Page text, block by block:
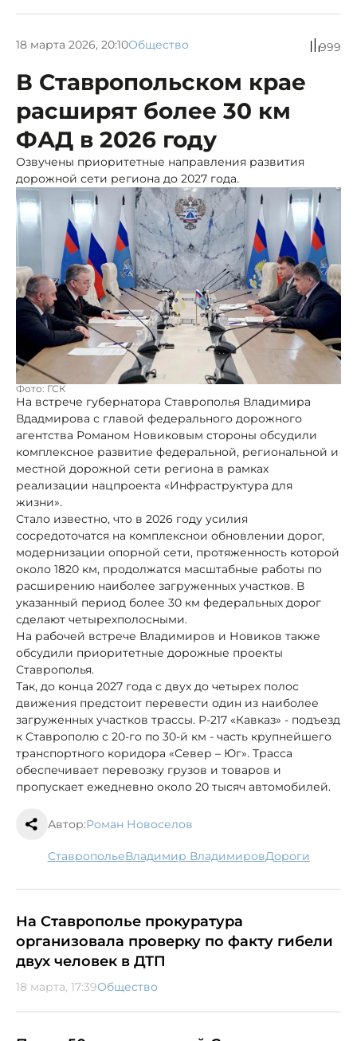
18 марта 2026, 20:10Общество 999
В Ставропольском крае
расширят более 30 км
ФАД в 2026 году
Озвучены приоритетные направления развития
дорожной сети региона до 2027 года.
Фото: ГСК
На встрече губернатора Ставрополья Владимира
Вдадмирова с главой федерального дорожного
агентства Романом Новиковым стороны обсудили
комплексное развитие федеральной, региональной и
местной дорожной сети региона в рамках
реализации нацпроекта «Инфраструктура для
жизни».
Стало известно, что в 2026 году усилия
сосредоточатся на комплекснои обновлении дорог,
модернизации опорной сети, протяженность которой
около 1820 км, продолжатся масштабные работы по
расширению наиболее загруженных участков. В
указанный период более 30 км федеральных дорог
сделают четырехполосными.
На рабочей встрече Владимиров и Новиков также
обсудили приоритетные дорожные проекты
Ставрополья.
Так, до конца 2027 года с двух до четырех полос
движения предстоит перевести один из наиболее
загруженных участков трассы. Р-217 «Кавказ» - подъезд
к Ставрополю с 20-го по 30-й км - часть крупнейшего
транспортного коридора «Север – Юг». Трасса
обеспечивает перевозку грузов и товаров и
пропускает ежедневно около 20 тысяч автомобилей.
Автор:Роман Новоселов
Ставрополье Владимир Владимиров дороги
На Ставрополье прокуратура
организовала проверку по факту гибели
двух человек в ДТП
18 марта, 17:39Общество